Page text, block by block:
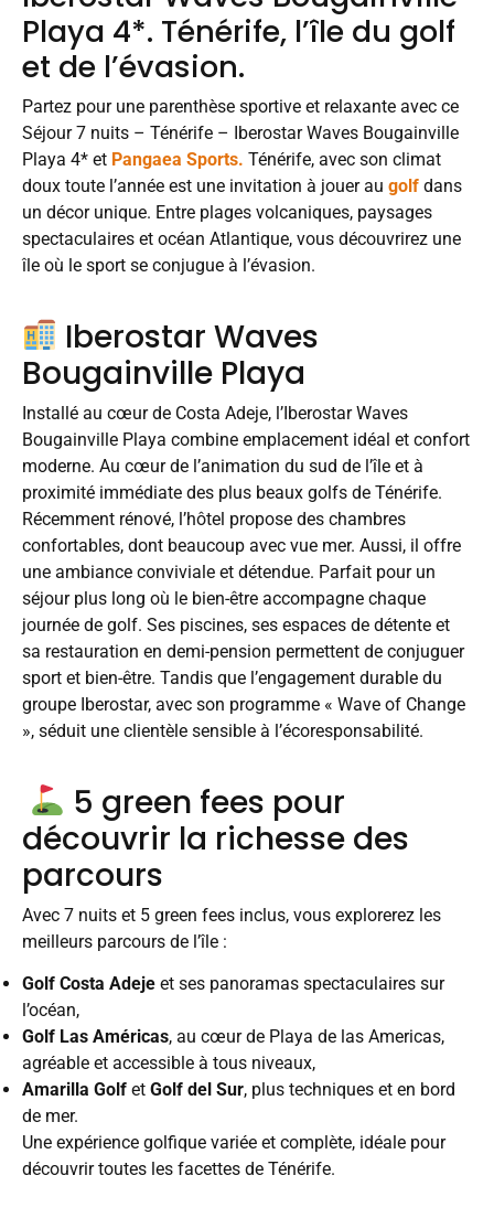
Playa 4*. Ténérife, l’île du golf
et de l’évasion.
Partez pour une parenthèse sportive et relaxante avec ce
Séjour 7 nuits – Ténérife – Iberostar Waves Bougainville
Playa 4* et Pangaea Sports. Ténérife, avec son climat
doux toute l’année est une invitation à jouer au golfdans
un décor unique. Entre plages volcaniques, paysages
spectaculaires et océan Atlantique, vous découvrirez une
île où le sport se conjugue à l’évasion.
Iberostar Waves
Bougainville Playa
Installé au cœur de Costa Adeje, l’Iberostar Waves
Bougainville Playa combine emplacement idéal et confort
moderne. Au cœur de l’animation du sud de l’île et à
proximité immédiate des plus beaux golfs de Ténérife.
Récemment rénové, l’hôtel propose des chambres
confortables, dont beaucoup avec vue mer. Aussi, il offre
une ambiance conviviale et détendue. Parfait pour un
séjour plus long où le bien-être accompagne chaque
journée de golf. Ses piscines, ses espaces de détente et
sa restauration en demi-pension permettent de conjuguer
sport et bien-être. Tandis que l’engagement durable du
groupe Iberostar, avec son programme « Wave of Change
», séduit une clientèle sensible à l’écoresponsabilité.
5 green fees pour
découvrir la richesse des
parcours
Avec 7 nuits et 5 green fees inclus, vous explorerez les
meilleurs parcours de l’île :
Golf Costa Adejeet ses panoramas spectaculaires sur
l’océan,
Golf Las Américas, au cœur de Playa de las Americas,
agréable et accessible à tous niveaux,
Amarilla Golfet Golf del Sur, plus techniques et en bord
de mer.
Une expérience golfique variée et complète, idéale pour
découvrir toutes les facettes de Ténérife.